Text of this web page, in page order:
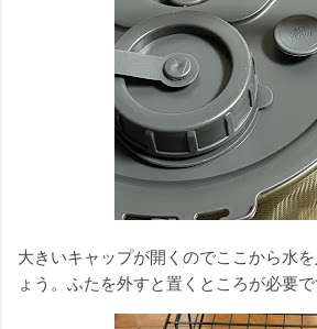
大きいキャップが開くのでここから水
ょう。ふたを外すと置くところが必要で